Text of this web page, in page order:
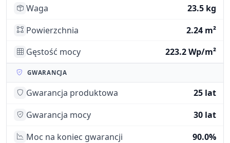
Waga
23.5 kg
Powierzchnia
2.24 m²
Gęstość mocy
223.2 Wp/m²
GWARANCJA
Gwarancja produktowa
25 lat
Gwarancja mocy
30 lat
Moc na koniec gwarancji
90.0%